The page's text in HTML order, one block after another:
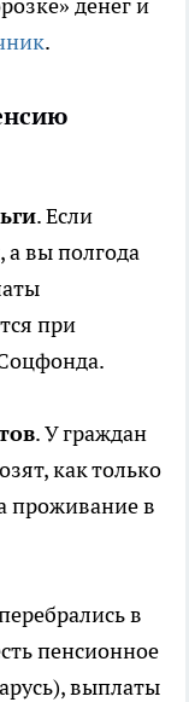
.
. Если
а вы полгода
при
. У граждан
как только
проживание в
в
пенсионное
выплаты